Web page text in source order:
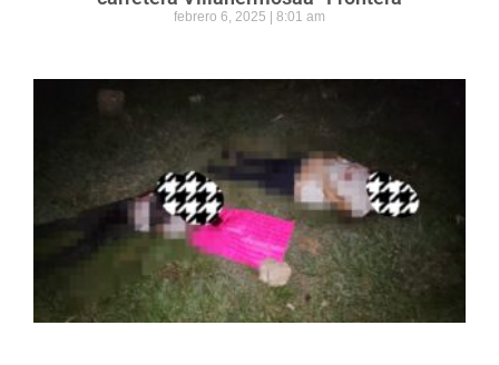
febrero 6, 2025 8:01 am